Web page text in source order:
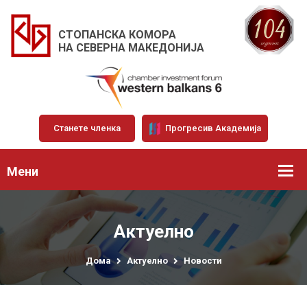
СТОПАНСКА КОМОРА
НА СЕВЕРНА МАКЕДОНИЈА
Станете членка Прогресив Академија
Мени
Актуелно
Дома Актуелно Новости